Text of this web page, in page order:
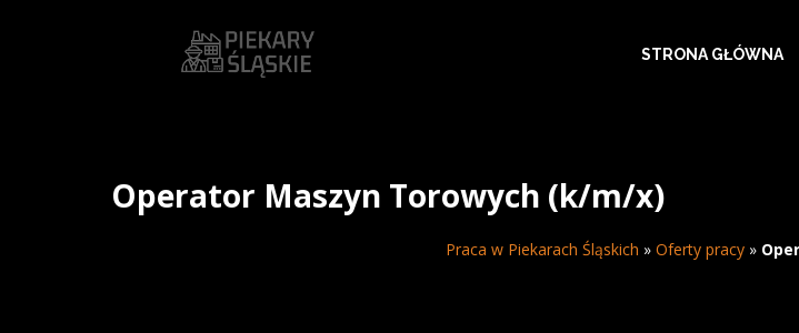
STRONA GŁÓWNA
Operator Maszyn Torowych (k/m/x)
Praca w Piekarach Śląskich » Oferty pracy »